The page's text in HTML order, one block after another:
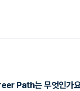
Path는 무엇인가